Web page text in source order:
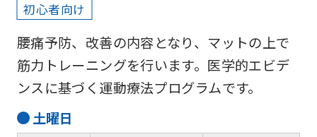
初心者向け
腰痛予防、改善の内容となり、マットの上で
筋力トレーニングを行います。医学的エビデ
ンスに基づく運動療法プログラムです。
土曜日
For